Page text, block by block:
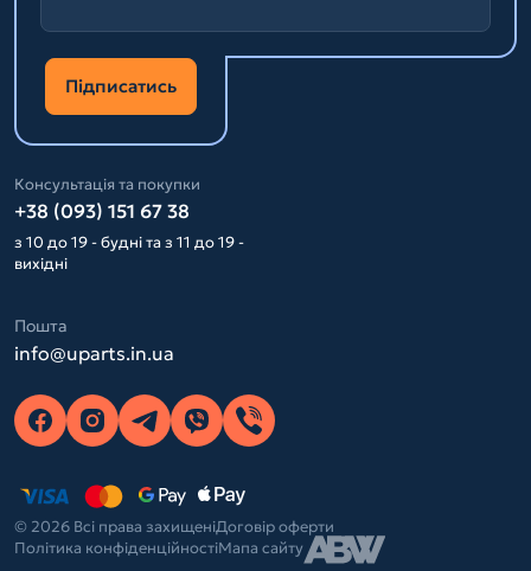
Підписатись
Консультація та покупки
+38 (093) 151 67 38
з 10 до 19 - будні та з 11 до 19 -
вихідні
Пошта
info@uparts.in.ua
© 2026 Всі права захищеніДоговір оферти
Політика конфіденційностіМапа сайту